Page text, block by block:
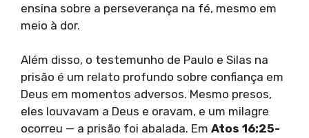
ensina sobre a perseverança na fé, mesmo em
meio à dor.
Além disso, o testemunho de Paulo e Silas na
prisão é um relato profundo sobre confiança em
Deus em momentos adversos. Mesmo presos,
eles louvavam a Deus e oravam, e um milagre
ocorreu — a prisão foi abalada. Em Atos 16:25-